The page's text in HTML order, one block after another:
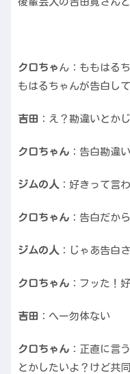
クロちゃ ん：ももはる
もはるちゃんが告白し
吉田 ：え？勘違いとか
クロちゃん ：告白勘違
ジムの人 ：好きって言
クロちゃん ：告白だか
ジムの人 ：じゃあ告白
クロちゃん ：フッた！
吉田 ：へー勿体ない
クロちゃん ：正直に言
とかしたいよ？けど共